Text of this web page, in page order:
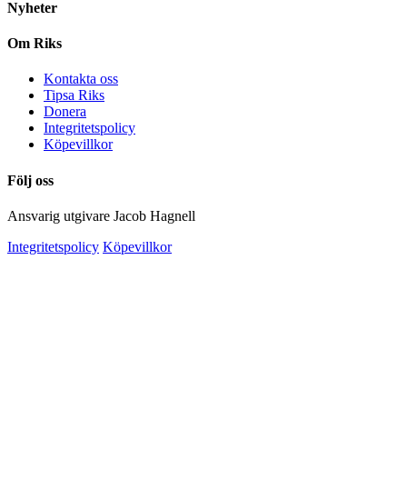
Nyheter
Om Riks
Kontakta oss
Tipsa Riks
Donera
Integritetspolicy
Köpevillkor
Följ oss
Ansvarig utgivare Jacob Hagnell
Integritetspolicy Köpevillkor